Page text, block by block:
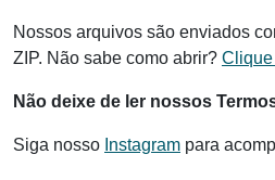
Nossos arquivos são enviados
ZIP. Não sabe como abrir?
Não deixe de ler nossos
Siga nosso Instagram para